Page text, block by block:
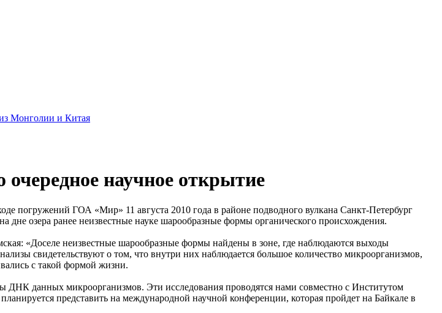
из Монголии и Китая
научное открытие
погружений ГОА «Мир» 11 августа 2010 года в районе подводного вулкана Санкт-Петербург
озера ранее неизвестные науке шарообразные формы органического происхождения.
«Доселе неизвестные шарообразные формы найдены в зоне, где наблюдаются выходы
свидетельствуют о том, что внутри них наблюдается большое количество микроорганизмов,
с такой формой жизни.
данных микроорганизмов. Эти исследования проводятся нами совместно с Институтом
представить на международной научной конференции, которая пройдет на Байкале в